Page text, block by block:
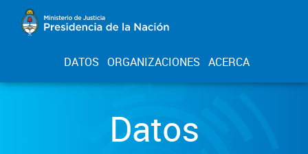
DATOS ORGANIZACIONES ACERCA
Datos